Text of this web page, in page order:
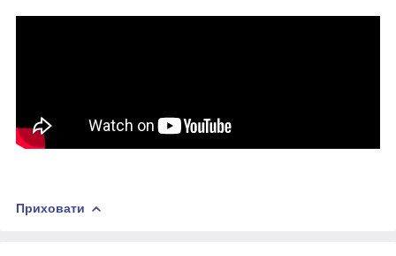
Приховати